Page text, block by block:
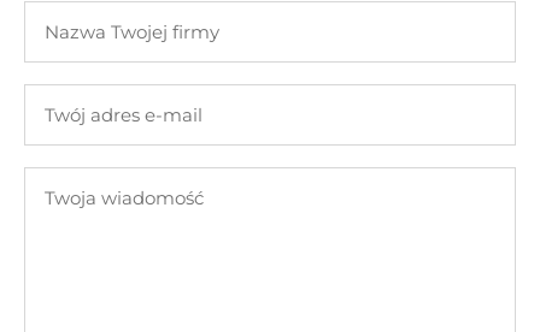
nazwisko
Twojej
adres
mail
wiadomość